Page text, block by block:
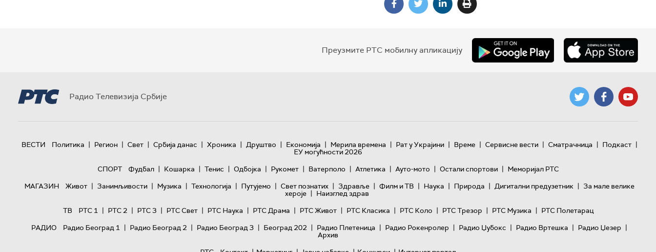
Преузмите РТС мобилну апликацију
Радио Телевизија Србије
ВЕСТИ Политика | Регион | Свет | Србија данас | Хроника | Друштво | Економија | Мерила времена | Рат у Украјини | Време | Сервисне вести | Сматрачница | Подкаст |
ЕУ могућности 2026
СПОРТ
Фудбал | Кошарка | Тенис | Одбојка | Рукомет | Ватерполо | Атлетика | Ауто-мото | Остали спортови | Меморијал РТС
МАГАЗИН
Живот | Занимљивости | Музика | Технологијa | Путујемо | Свет познатих | Здравље | Филм и ТВ | Наука | Природа | Дигитални предузетник | За мале велике
хероје | Наизглед здрав
ТВ
РТС 1 | РТС 2 | РТС 3 | РТС Свет | РТС Наука | РТС Драма | РТС Живот | РТС Класика | РТС Коло | РТС Трезор | РТС Музика | РТС Полетарац
РАДИО
Радио Београд 1 | Радио Београд 2 | Радио Београд 3 | Београд 202 | Радио Плетеница | Радио Рокенролер | Радио Џубокс | Радио Вртешка | Радио Џезер |
Архив